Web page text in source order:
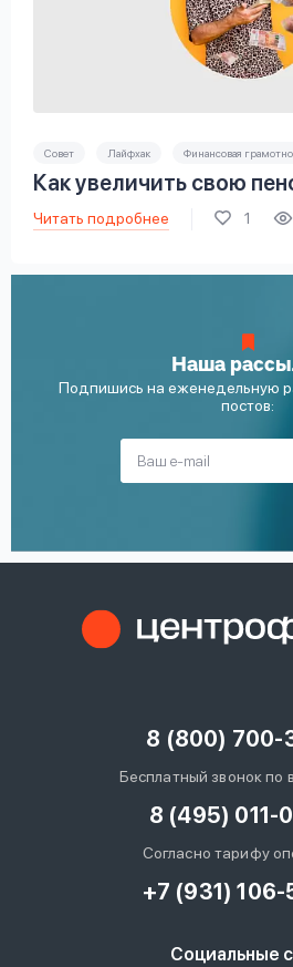
Совет Лайфхак Финансовая
Как увеличить свою
Читать подробнее 1
Наша
Подпишись на еженедельную
постов:
8 (800) 700-
Бесплатный звонок по
8 (495) 011-
Согласно тарифу
+7 (931)
Социальные